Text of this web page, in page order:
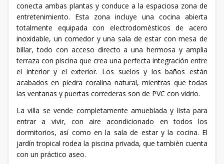
conecta ambas plantas y conduce a la espaciosa zona de
entretenimiento. Esta zona incluye una cocina abierta
totalmente equipada con electrodomésticos de acero
inoxidable, un comedor y una sala de estar con mesa de
billar, todo con acceso directo a una hermosa y amplia
terraza con piscina que crea una perfecta integración entre
el interior y el exterior. Los suelos y los baños están
acabados en piedra coralina natural, mientras que todas
las ventanas y puertas correderas son de PVC con vidrio.
La villa se vende completamente amueblada y lista para
entrar a vivir, con aire acondicionado en todos los
dormitorios, así como en la sala de estar y la cocina. El
jardín tropical rodea la piscina privada, que también cuenta
con un práctico aseo.